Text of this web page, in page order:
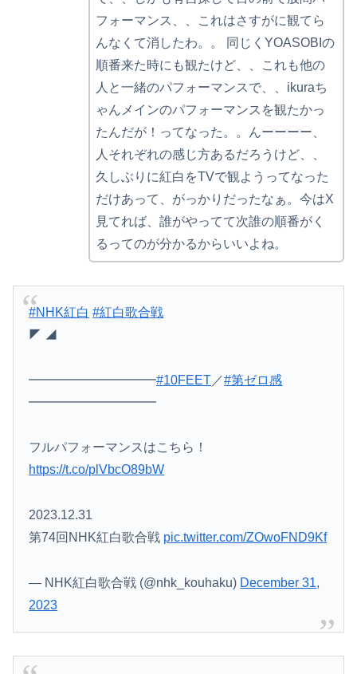
フォーマンス、、これはさすがに観てら
んなくて消したわ。。 同じくYOASOBIの
順番来た時にも観たけど、、これも他の
人と一緒のパフォーマンスで、、ikuraち
ゃんメインのパフォーマンスを観たかっ
たんだが！ってなった。。んーーーー、
人それぞれの感じ方あるだろうけど、、
久しぶりに紅白をTVで観ようってなった
だけあって、がっかりだったなぁ。今はX
見てれば、誰がやってて次誰の順番がく
るってのが分かるからいいよね。
#NHK紅白 #紅白歌合戦
◤ ◢
━━━━━━━━━━#10FEET ／#第ゼロ感
━━━━━━━━━━
フルパフォーマンスはこちら！
https://t.co/plVbcO89bW
2023.12.31
第74回NHK紅白歌合戦 pic.twitter.com/ZOwoFND9Kf
— NHK紅白歌合戦 (@nhk_kouhaku) December 31,
2023